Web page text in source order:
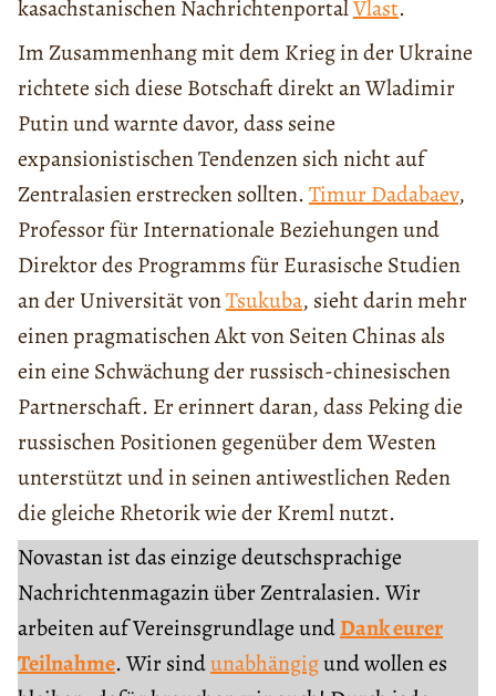
kasachstanischen NachrichtenportalVlast.
Im Zusammenhang mit dem Krieg in der Ukraine
richtete sich diese Botschaft direkt an Wladimir
Putin und warnte davor, dass seine
expansionistischen Tendenzen sich nicht auf
Zentralasien erstrecken sollten.Timur Dadabaev,
Professor für Internationale Beziehungen und
Direktor des Programms für Eurasische Studien
an der Universität vonTsukuba, sieht darin mehr
einen pragmatischen Akt von Seiten Chinas als
ein eine Schwächung der russisch-chinesischen
Partnerschaft. Er erinnert daran, dass Peking die
russischen Positionen gegenüber dem Westen
unterstützt und in seinen antiwestlichen Reden
die gleiche Rhetorik wie der Kreml nutzt.
Novastan ist das einzige deutschsprachige
Nachrichtenmagazin über Zentralasien. Wir
arbeiten auf Vereinsgrundlage undDank eurer
Teilnahme. Wir sindunabhängigund wollen es